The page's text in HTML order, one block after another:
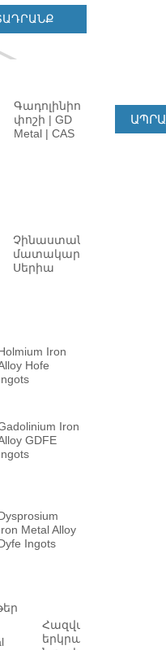
Գադոլինիումի
փոշի | GD
Metal | CAS
Չինաստանի
մատակարար
Սերիա
Iron
Hofe
Iron
GDFE
Metal Alloy
Ingots
Հազվադեպ
երկրային